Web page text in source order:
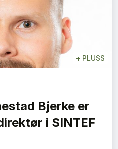
+ PLUSS
Bjerke er
i SINTEF